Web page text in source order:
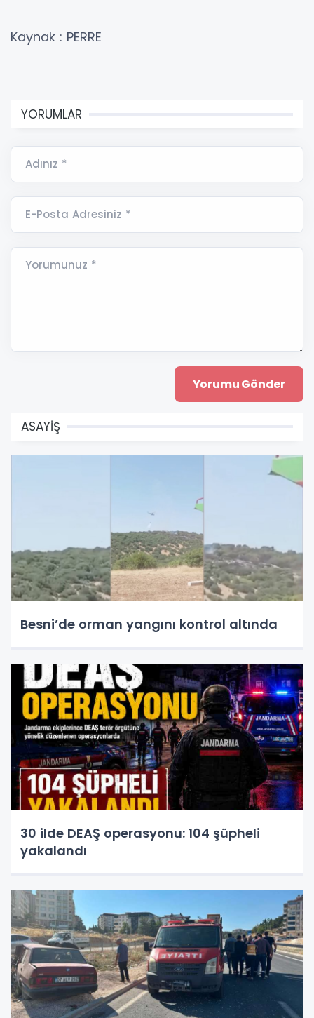
Kaynak : PERRE
YORUMLAR
Adınız *
E-Posta Adresiniz *
Yorumunuz *
ASAYİŞ
Besni’de orman yangını kontrol altında
30 ilde DEAŞ operasyonu: 104 şüpheli
yakalandı